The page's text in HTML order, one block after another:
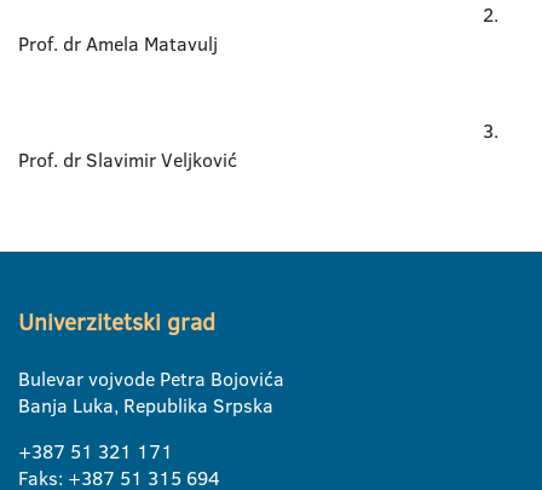
2.
Prof. dr Amela Matavulj
3.
Prof. dr Slavimir Veljković
Univerzitetski grad
Bulevar vojvode Petra Bojovića
Banja Luka, Republika Srpska
+387 51 321 171
Faks: +387 51 315 694